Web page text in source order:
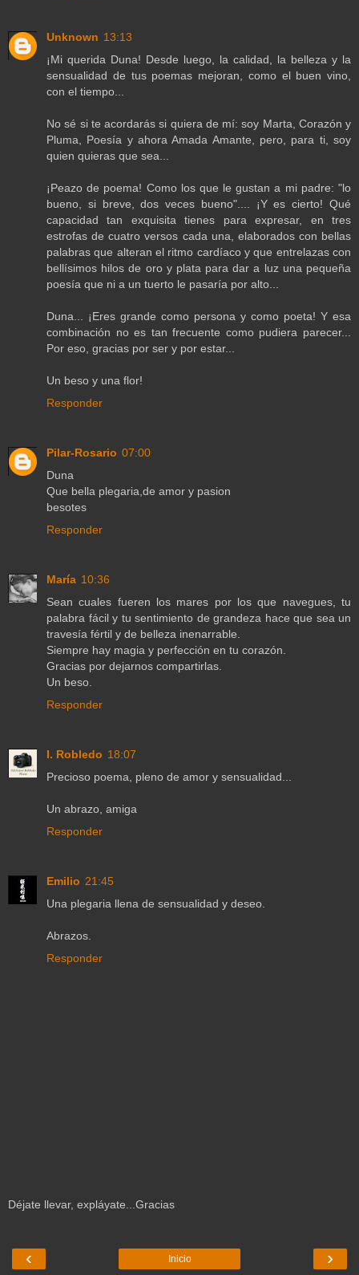
Unknown 13:13
¡Mi querida Duna! Desde luego, la calidad, la belleza y la
sensualidad de tus poemas mejoran, como el buen vino,
con el tiempo...
No sé si te acordarás si quiera de mí: soy Marta, Corazón y
Pluma, Poesía y ahora Amada Amante, pero, para ti, soy
quien quieras que sea...
¡Peazo de poema! Como los que le gustan a mi padre: "lo
bueno, si breve, dos veces bueno".... ¡Y es cierto! Qué
capacidad tan exquisita tienes para expresar, en tres
estrofas de cuatro versos cada una, elaborados con bellas
palabras que alteran el ritmo cardíaco y que entrelazas con
bellísimos hilos de oro y plata para dar a luz una pequeña
poesía que ni a un tuerto le pasaría por alto...
Duna... ¡Eres grande como persona y como poeta! Y esa
combinación no es tan frecuente como pudiera parecer...
Por eso, gracias por ser y por estar...
Un beso y una flor!
Responder
Pilar-Rosario 07:00
Duna
Que bella plegaria,de amor y pasion
besotes
Responder
María 10:36
Sean cuales fueren los mares por los que navegues, tu
palabra fácil y tu sentimiento de grandeza hace que sea un
travesía fértil y de belleza inenarrable.
Siempre hay magia y perfección en tu corazón.
Gracias por dejarnos compartirlas.
Un beso.
Responder
I. Robledo 18:07
Precioso poema, pleno de amor y sensualidad...
Un abrazo, amiga
Responder
Emilio 21:45
Una plegaria llena de sensualidad y deseo.
Abrazos.
Responder
Déjate llevar, expláyate...Gracias
‹ ›
Inicio